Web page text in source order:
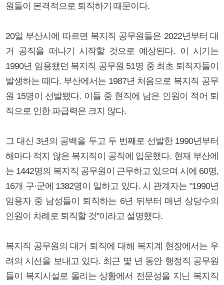
원들이 본격적으로 퇴직하기 때문이다.
20일 부산시에 따르면 복지직 공무원들은 2022년부터 대
거 공직을 떠나기 시작할 것으로 예상된다. 이 시기는
1990년 임용됐던 복지직 공무원 51명 중 최초 퇴직자들이
발생하는 때다. 부산에서는 1987년 처음으로 복지직 공무
원 15명이 선발됐다. 이들 중 현직에 남은 인원이 적어 퇴
직으로 인한 파급력은 크지 않다.
그 대신 3년의 공백을 두고 두 번째로 선발한 1990년부터
해마다 적지 않은 복지직이 공직에 입문했다. 현재 부산에
는 1442명의 복지직 공무원이 근무하고 있으며 시에 60명,
16개 구·군에 1382명이 일하고 있다. 시 관계자는 "1990년
임용자 중 남성들이 퇴직하는 6년 뒤부터 매년 상당수의
인원이 차례로 퇴직할 것"이라고 설명했다.
복지직 공무원의 대거 퇴직에 대해 복지계 현장에서는 우
려의 시선을 보내고 있다. 최근 몇 년 동안 행정직 공무원
들이 복지시설로 몰리는 상황에서 전문성을 지닌 복지직